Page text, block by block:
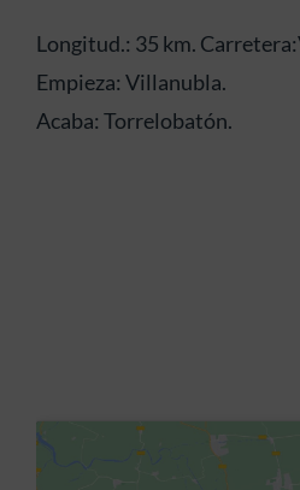
Longitud.: 35 km.
Empieza: Villanubla.
Acaba: Torrelobatón.